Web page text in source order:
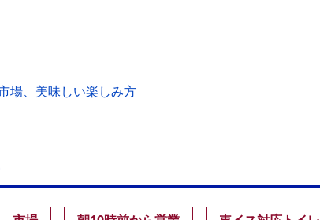
場、美味しい楽しみ方